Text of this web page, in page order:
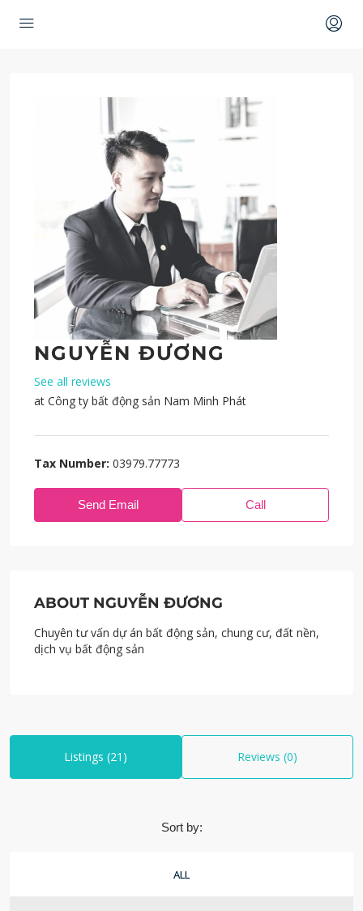
NGUYỄN ĐƯƠNG
See all reviews
at Công ty bất động sản Nam Minh Phát
Tax Number: 03979.77773
Send Email Call
ABOUT NGUYỄN ĐƯƠNG
Chuyên tư vấn dự án bất động sản, chung cư, đất nền,
dịch vụ bất động sản
Listings (21) Reviews (0)
ALL
Sort by: